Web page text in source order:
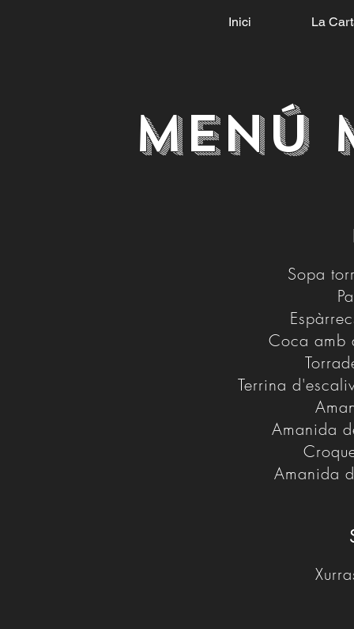
Inici La
Menú
Sopa
Coca amb
Terrina
Amanida
Amanida